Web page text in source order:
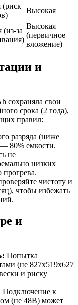
(риск
Высокая
(из-за
Высокая
(первичное
вложение)
и
сохраняла свои
срока (2 года),
правил:
разряда (ниже
80% емкости.
не
низких
прогрева.
чистоту и
чтобы избежать
и
Попытка
(не 827x519x627
и риску
Подключение к
(не 48В) может